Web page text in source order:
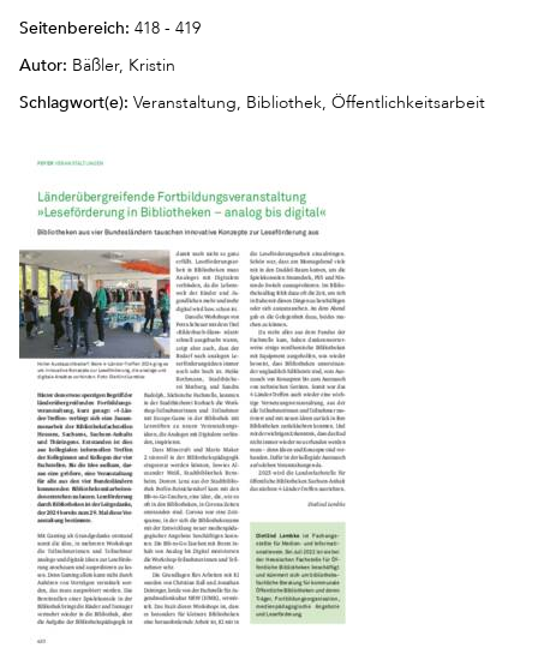
Seitenbereich: 418 - 419
Autor: Bäßler, Kristin
Schlagwort(e): Veranstaltung, Bibliothek, Öffentlichkeitsarbeit